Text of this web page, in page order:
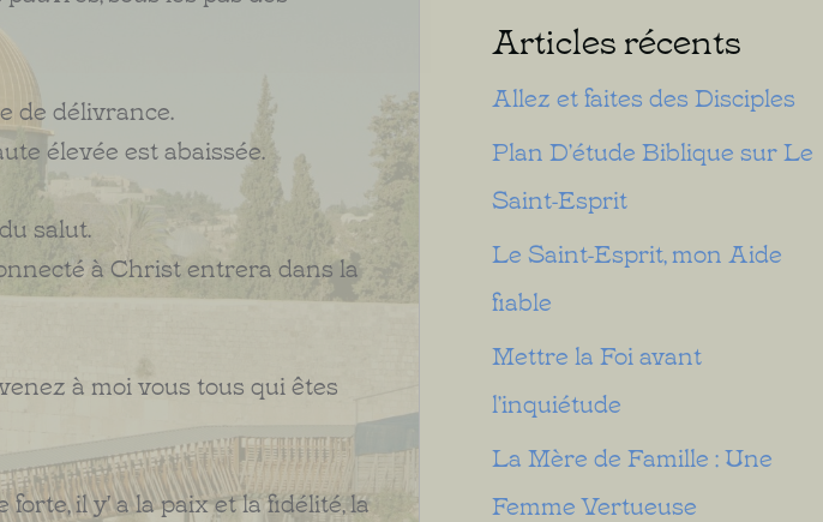
de délivrance.
élevée est abaissée.
salut.
à Christ entrera dans la
à moi vous tous qui êtes
il y' a la paix et la fidélité, la
Articles récents
Allez et faites des Disciples
Plan D’étude Biblique sur Le
Saint-Esprit
Le Saint-Esprit, mon Aide
fiable
Mettre la Foi avant
l’inquiétude
La Mère de Famille : Une
Femme Vertueuse